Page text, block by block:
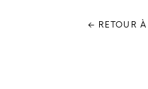
← RETOUR